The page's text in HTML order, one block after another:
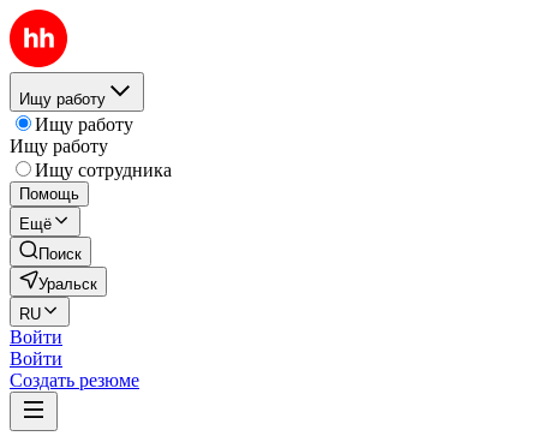
Ищу работу
Ищу работу
Ищу работу
Ищу сотрудника
Помощь
Ещё
Поиск
Уральск
RU
Войти
Войти
Создать резюме